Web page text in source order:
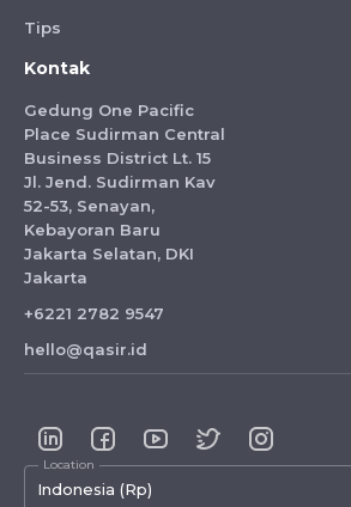
Tips
Kontak
Gedung One Pacific
Place Sudirman Central
Business District Lt. 15
Jl. Jend. Sudirman Kav
52-53, Senayan,
Kebayoran Baru
Jakarta Selatan, DKI
Jakarta
+6221 2782 9547
hello@qasir.id
Location
Indonesia (Rp)